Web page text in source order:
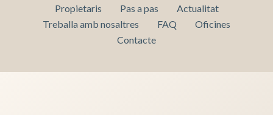
Propietaris Pas a pas
Actualitat
Treballa amb nosaltres
FAQ
Oficines
Contacte